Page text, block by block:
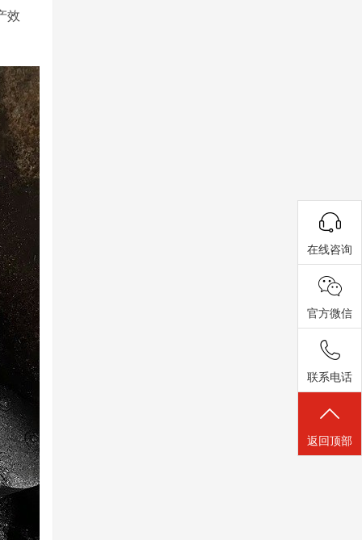
效
在线咨询
官方微信
联系电话
返回顶部